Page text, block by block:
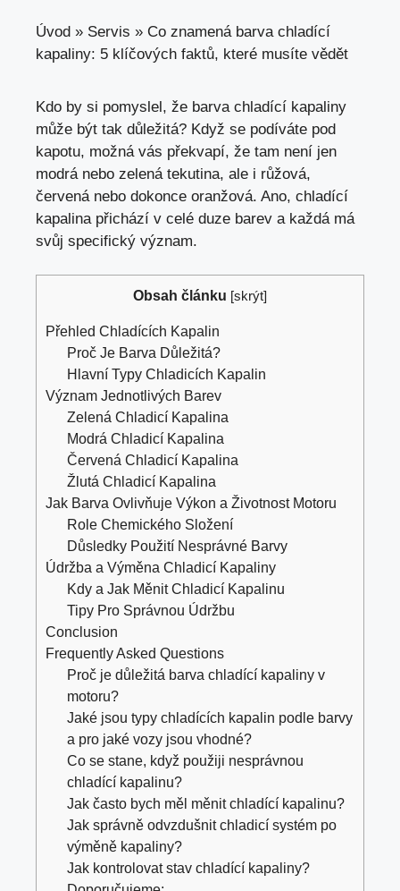
Úvod » Servis » Co znamená barva chladící
kapaliny: 5 klíčových faktů, které musíte vědět
Kdo by si pomyslel, že barva chladící kapaliny
může být tak důležitá? Když se podíváte pod
kapotu, možná vás překvapí, že tam není jen
modrá nebo zelená tekutina, ale i růžová,
červená nebo dokonce oranžová. Ano, chladící
kapalina přichází v celé duze barev a každá má
svůj specifický význam.
Obsah článku [skrýt]
Přehled Chladících Kapalin
Proč Je Barva Důležitá?
Hlavní Typy Chladicích Kapalin
Význam Jednotlivých Barev
Zelená Chladicí Kapalina
Modrá Chladicí Kapalina
Červená Chladicí Kapalina
Žlutá Chladicí Kapalina
Jak Barva Ovlivňuje Výkon a Životnost Motoru
Role Chemického Složení
Důsledky Použití Nesprávné Barvy
Údržba a Výměna Chladicí Kapaliny
Kdy a Jak Měnit Chladicí Kapalinu
Tipy Pro Správnou Údržbu
Conclusion
Frequently Asked Questions
Proč je důležitá barva chladící kapaliny v
motoru?
Jaké jsou typy chladících kapalin podle barvy
a pro jaké vozy jsou vhodné?
Co se stane, když použiji nesprávnou
chladící kapalinu?
Jak často bych měl měnit chladící kapalinu?
Jak správně odvzdušnit chladicí systém po
výměně kapaliny?
Jak kontrolovat stav chladící kapaliny?